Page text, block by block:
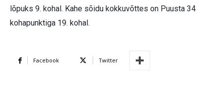
lõpuks 9. kohal. Kahe sõidu kokkuvõttes on Puusta 34
kohapunktiga 19. kohal.
Facebook Twitter